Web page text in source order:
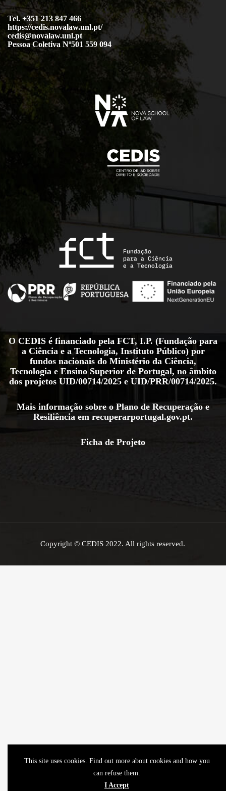
Tel. +351 213 847 466
https://cedis.novalaw.unl.pt/
cedis@novalaw.unl.pt
Pessoa Coletiva Nº501 559 094
O CEDIS é financiado pela FCT, I.P. (Fundação para
a Ciência e a Tecnologia, Instituto Público) por
fundos nacionais do Ministério da Ciência,
Tecnologia e Ensino Superior de Portugal, no âmbito
dos projetos UID/00714/2025 e UID/PRR/00714/2025.
Mais informação sobre o Plano de Recuperação e
Resiliência em recuperarportugal.gov.pt.
Ficha de Projeto
Copyright © CEDIS 2022. All rights reserved.
This site uses cookies. Find out more about cookies and how you
can refuse them.
I Accept